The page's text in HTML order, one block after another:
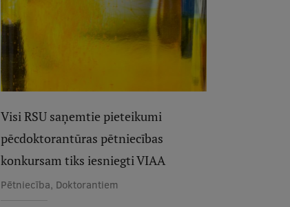
Visi RSU saņemtie pieteikumi
pēcdoktorantūras pētniecības
konkursam tiks iesniegti VIAA
Pētniecība, Doktorantiem